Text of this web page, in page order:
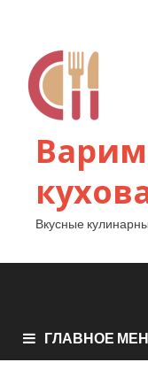
Вкусные
ГЛАВНОЕ